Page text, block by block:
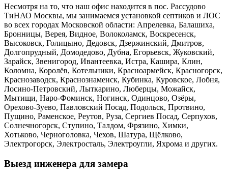
Несмотря на то, что наш офис находится в пос. Рассудово
ТиНАО Москвы, мы занимаемся установкой септиков и ЛОС
во всех городах Московской области: Апрелевка, Балашиха,
Бронницы, Верея, Видное, Волоколамск, Воскресенск,
Высоковск, Голицыно, Дедовск, Дзержинский, Дмитров,
Долгопрудный, Домодедово, Дубна, Егорьевск, Жуковский,
Зарайск, Звенигород, Ивантеевка, Истра, Кашира, Клин,
Коломна, Королёв, Котельники, Красноармейск, Красногорск,
Краснозаводск, Краснознаменск, Кубинка, Куровское, Лобня,
Лосино-Петровский, Лыткарино, Люберцы, Можайск,
Мытищи, Наро-Фоминск, Ногинск, Одинцово, Озёры,
Орехово-Зуево, Павловский Посад, Подольск, Протвино,
Пущино, Раменское, Реутов, Руза, Сергиев Посад, Серпухов,
Солнечногорск, Ступино, Талдом, Фрязино, Химки,
Хотьково, Черноголовка, Чехов, Шатура, Щёлково,
Электрогорск, Электросталь, Электроугли, Яхрома и других.
Выезд инженера для замера